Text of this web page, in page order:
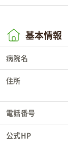
基本情報
病院名
住所
電話番号
公式HP